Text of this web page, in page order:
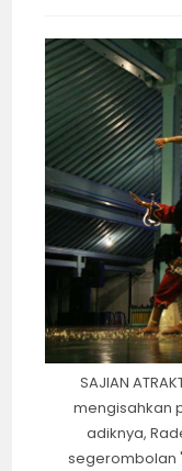
SAJIAN
mengisahkan
adiknya,
segerombolan